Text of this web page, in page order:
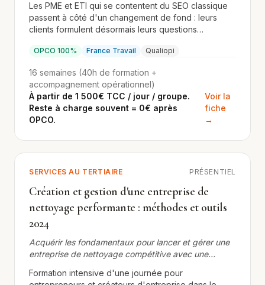
stratégie de contenu financée OPCO
Les PME et ETI qui se contentent du SEO classique
passent à côté d'un changement de fond : leurs
clients formulent désormais leurs questions
Si votre entreprise n'apparaît pas dans ces
voyez même pas. Cette formation-accompagnement
vous donne la méthode pour être présent sur les
deux terrains : les moteurs de recherche
traditionnels ET les LLM.
OPCO 100% France Travail Qualiopi
16 semaines (40h de formation +
accompagnement opérationnel)
À partir de 1 500€ TCC / jour / groupe.
Reste à charge souvent = 0€ après
OPCO.
Voir la
fiche
→
SERVICES AU TERTIAIRE PRÉSENTIEL
Création et gestion d'une entreprise de
nettoyage performante : méthodes et outils
2024
Acquérir les fondamentaux pour lancer et gérer une
entreprise de nettoyage compétitive avec une
Formation intensive d'une journée pour